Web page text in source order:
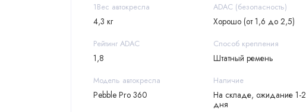
1Вес автокресла
4,3 кг
ADAC (безопасность)
Хорошо (от 1,6 до 2,5)
Рейтинг ADAC
1,8
Способ крепления
Штатный ремень
Модель автокресла
Pebble Pro 360
Наличие
На складе, ожидание 1-2
дня